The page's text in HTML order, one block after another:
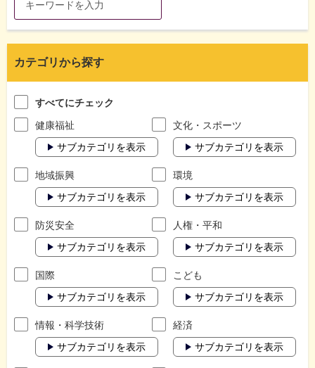
カテゴリから探す
すべてにチェック
健康福祉
サブカテゴリを表示
文化・スポーツ
サブカテゴリを表示
地域振興
サブカテゴリを表示
環境
サブカテゴリを表示
防災安全
サブカテゴリを表示
人権・平和
サブカテゴリを表示
国際
サブカテゴリを表示
こども
サブカテゴリを表示
情報・科学技術
サブカテゴリを表示
経済
サブカテゴリを表示